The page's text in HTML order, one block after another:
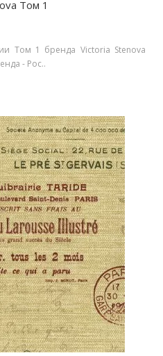
Том 1
Том 1 бренда Victoria Stenova
- Рос..